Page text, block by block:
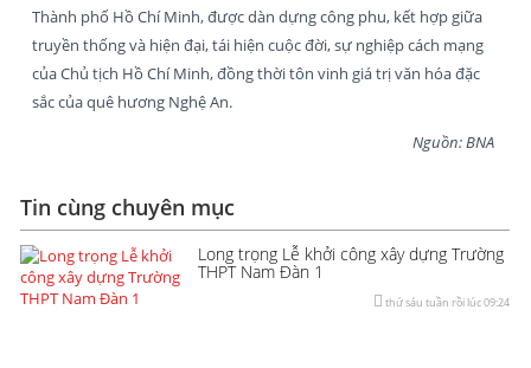
Thành phố Hồ Chí Minh, được dàn dựng công phu, kết hợp giữa
truyền thống và hiện đại, tái hiện cuộc đời, sự nghiệp cách mạng
của Chủ tịch Hồ Chí Minh, đồng thời tôn vinh giá trị văn hóa đặc
sắc của quê hương Nghệ An.
Nguồn: BNA
Tin cùng chuyên mục
Long trọng Lễ khởi công xây dựng Trường
THPT Nam Đàn 1
thứ sáu tuần rồi lúc 09:24